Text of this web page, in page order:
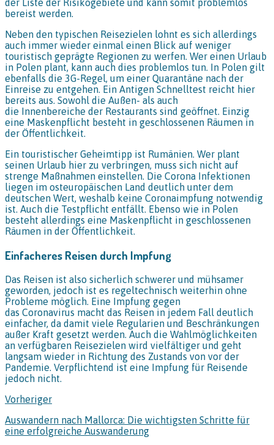
der Liste der Risikogebiete und kann somit problemlos
bereist werden.
Neben den typischen Reisezielen lohnt es sich allerdings
auch immer wieder einmal einen Blick auf weniger
touristisch geprägte Regionen zu werfen. Wer einen Urlaub
in Polen plant, kann auch dies problemlos tun. In Polen gilt
ebenfalls die 3G-Regel, um einer Quarantäne nach der
Einreise zu entgehen. Ein Antigen Schnelltest reicht hier
bereits aus. Sowohl die Außen- als auch
die Innenbereiche der Restaurants sind geöffnet. Einzig
eine Maskenpflicht besteht in geschlossenen Räumen in
der Öffentlichkeit.
Ein touristischer Geheimtipp ist Rumänien. Wer plant
seinen Urlaub hier zu verbringen, muss sich nicht auf
strenge Maßnahmen einstellen. Die Corona Infektionen
liegen im osteuropäischen Land deutlich unter dem
deutschen Wert, weshalb keine Coronaimpfung notwendig
ist. Auch die Testpflicht entfällt. Ebenso wie in Polen
besteht allerdings eine Maskenpflicht in geschlossenen
Räumen in der Öffentlichkeit.
Einfacheres Reisen durch Impfung
Das Reisen ist also sicherlich schwerer und mühsamer
geworden, jedoch ist es regeltechnisch weiterhin ohne
Probleme möglich. Eine Impfung gegen
das Coronavirus macht das Reisen in jedem Fall deutlich
einfacher, da damit viele Regularien und Beschränkungen
außer Kraft gesetzt werden. Auch die Wahlmöglichkeiten
an verfügbaren Reisezielen wird vielfältiger und geht
langsam wieder in Richtung des Zustands von vor der
Pandemie. Verpflichtend ist eine Impfung für Reisende
jedoch nicht.
Vorheriger
Auswandern nach Mallorca: Die wichtigsten Schritte für
eine erfolgreiche Auswanderung